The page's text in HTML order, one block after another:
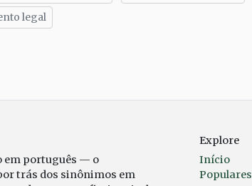
legal
em português — o
trás dos sinônimos em
Explore
Início
Populares